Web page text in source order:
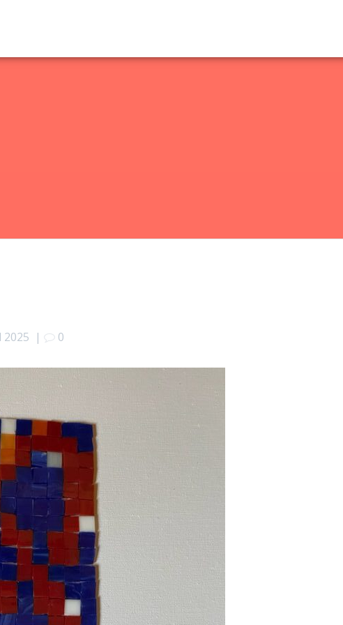
2025 | 0